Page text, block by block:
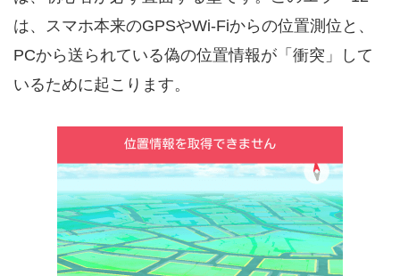
は、スマホ本来のGPSやWi-Fiからの位置測位と、
PCから送られている偽の位置情報が「衝突」して
いるために起こります。